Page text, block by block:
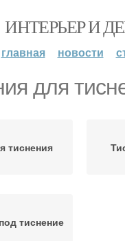
ИНТЕРЬЕР И
главная новости
для
тиснения
тиснение